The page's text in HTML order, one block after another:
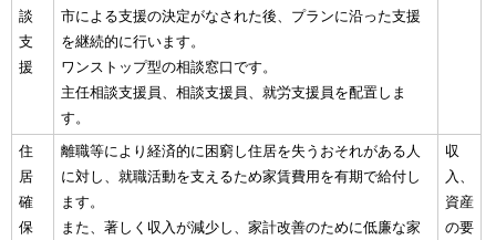
談
支
援
市による支援の決定がなされた後、プランに沿った支援
を継続的に行います。
ワンストップ型の相談窓口です。
主任相談支援員、相談支援員、就労支援員を配置しま
す。
住
居
確
保
離職等により経済的に困窮し住居を失うおそれがある人
に対し、就職活動を支えるため家賃費用を有期で給付し
ます。
また、著しく収入が減少し、家計改善のために低廉な家
収
入、
資産
の要